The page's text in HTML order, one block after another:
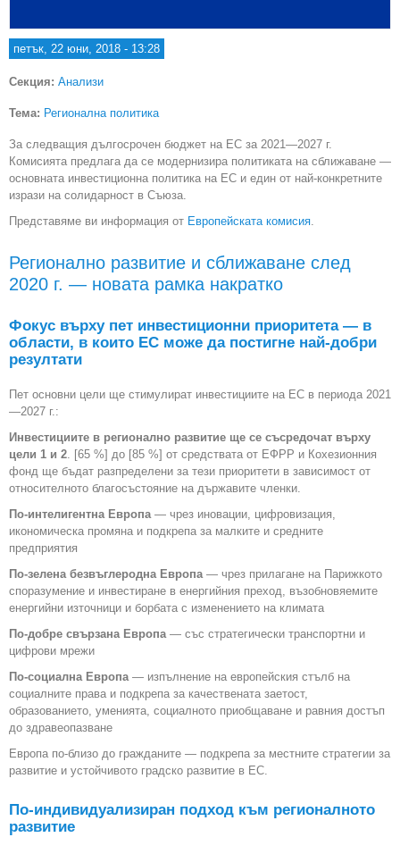
петък, 22 юни, 2018 - 13:28
Секция: Анализи
Тема: Регионална политика
За следващия дългосрочен бюджет на ЕС за 2021—2027 г.
Комисията предлага да се модернизира политиката на сближаване —
основната инвестиционна политика на ЕС и един от най-конкретните
изрази на солидарност в Съюза.
Представяме ви информация от Европейската комисия.
Регионално развитие и сближаване след
2020 г. — новата рамка накратко
Фокус върху пет инвестиционни приоритета — в
области, в които EC може да постигне най-добри
резултати
Пет основни цели ще стимулират инвестициите на ЕС в периода 2021
—2027 г.:
Инвестициите в регионално развитие ще се съсредочат върху
цели 1 и 2. [65 %] до [85 %] от средствата от ЕФРР и Кохезионния
фонд ще бъдат разпределени за тези приоритети в зависимост от
относителното благосъстояние на държавите членки.
По-интелигентна Европа— чрез иновации, цифровизация,
икономическа промяна и подкрепа за малките и средните
предприятия
По-зелена безвъглеродна Европа— чрез прилагане на Парижкото
споразумение и инвестиране в енергийния преход, възобновяемите
енергийни източници и борбата с изменението на климата
По-добре свързана Европа— със стратегически транспортни и
цифрови мрежи
По-социална Европа— изпълнение на европейския стълб на
социалните права и подкрепа за качествената заетост,
образованието, уменията, социалното приобщаване и равния достъп
до здравеопазване
Европа по-близо до гражданите — подкрепа за местните стратегии за
развитие и устойчивото градско развитие в ЕС.
По-индивидуализиран подход към регионалното
развитие